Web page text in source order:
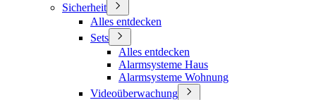
Sicherheit
Alles entdecken
Sets
Alles entdecken
Alarmsysteme Haus
Alarmsysteme Wohnung
Videoüberwachung